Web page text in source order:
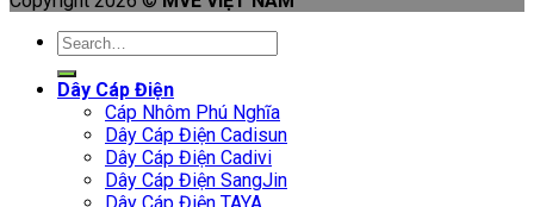
Search
Dây Cáp Điện
Cáp Nhôm Phú Nghĩa
Dây Cáp Điện Cadisun
Dây Cáp Điện Cadivi
Dây Cáp Điện SangJin